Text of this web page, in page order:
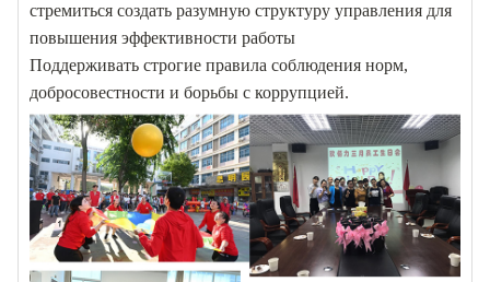
стремиться создать разумную структуру управления для
повышения эффективности работы
Поддерживать строгие правила соблюдения норм,
добросовестности и борьбы с коррупцией.